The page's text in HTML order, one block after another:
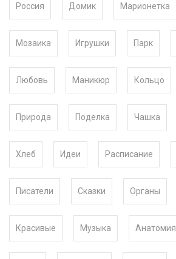
Россия Домик Марионетка
Мозаика Игрушки Парк
Любовь Маникюр Кольцо
Природа Поделка Чашка
Хлеб Идеи Расписание
Писатели Сказки Органы
Красивые Музыка Анатомия